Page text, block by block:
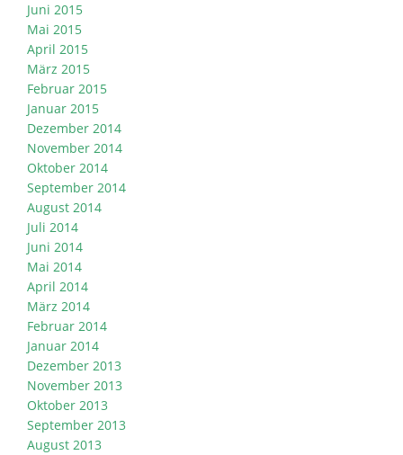
Juni 2015
Mai 2015
April 2015
März 2015
Februar 2015
Januar 2015
Dezember 2014
November 2014
Oktober 2014
September 2014
August 2014
Juli 2014
Juni 2014
Mai 2014
April 2014
März 2014
Februar 2014
Januar 2014
Dezember 2013
November 2013
Oktober 2013
September 2013
August 2013